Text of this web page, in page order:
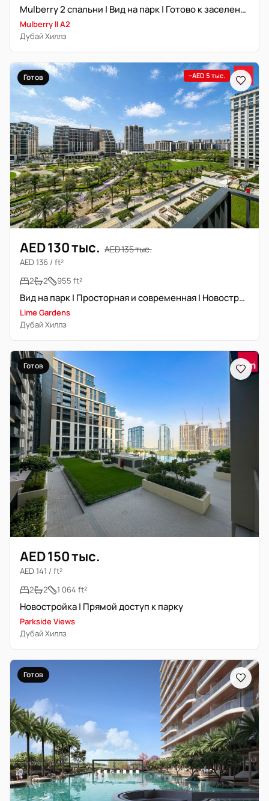
Mulberry 2 спальни | Вид на парк | Готово к заселению
Mulberry ll A2
Дубай Хиллз
Готов −AED 5 тыс.
AED 130 тыс. AED 135 тыс.
AED 136 / ft²
2
2 955 ft²
Вид на парк | Просторная и современная | Новостройка
Lime Gardens
Дубай Хиллз
Готов
AED 150 тыс.
AED 141 / ft²
2
2 1 064 ft²
Новостройка | Прямой доступ к парку
Parkside Views
Дубай Хиллз
Готов